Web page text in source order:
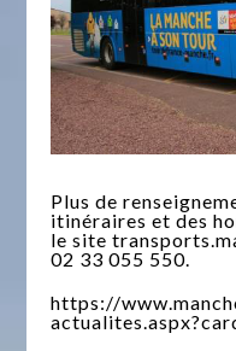
Plus de
itinéraires et des
le site
02 33 055 550.
https://